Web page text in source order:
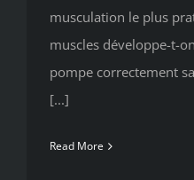
musculation le plus
muscles développe-t-
pompe correctement
[...]
Read More